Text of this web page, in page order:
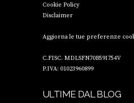
Cookie Policy
Disclaimer
Aggiorna le tue preferenze
C.FISC. MDLSFN70B59I754V
P.IVA: 01023960899
ULTIME DAL BLOG